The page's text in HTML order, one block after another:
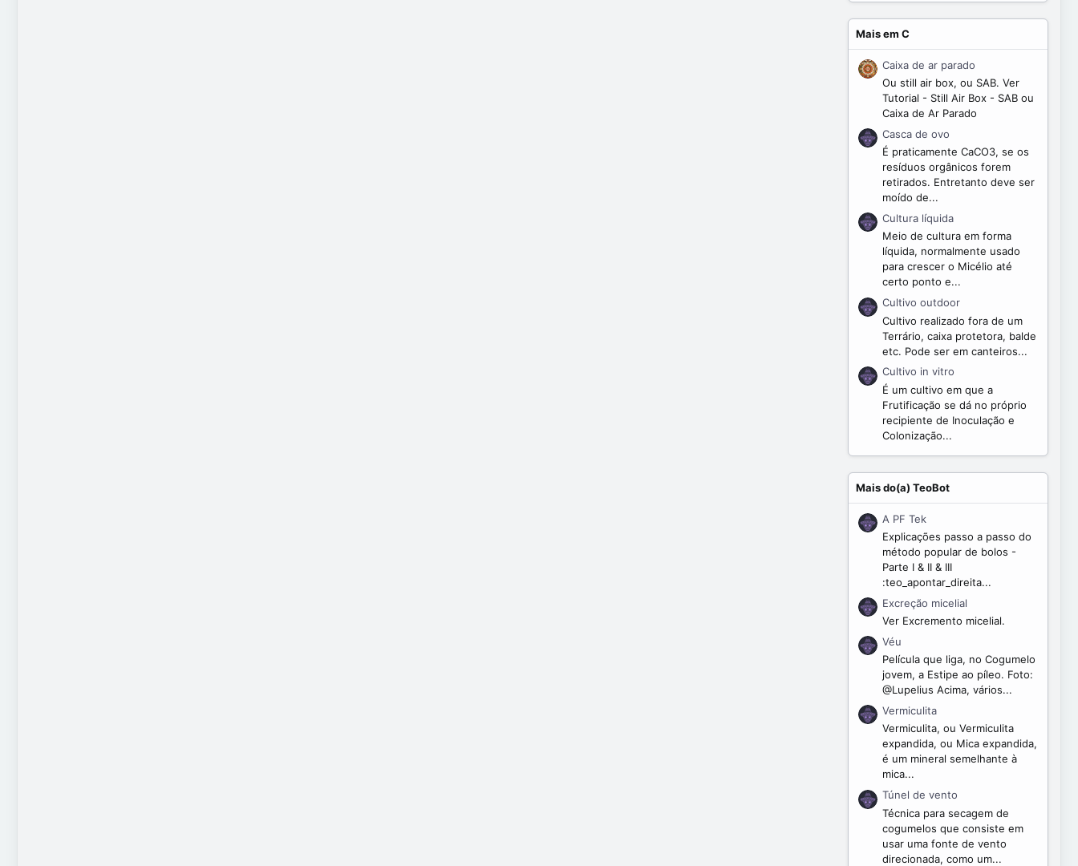
Mais em C
Caixa de ar parado
Ou still air box, ou SAB. Ver
Tutorial - Still Air Box - SAB ou
Caixa de Ar Parado
Casca de ovo
É praticamente CaCO3, se os
resíduos orgânicos forem
retirados. Entretanto deve ser
moído de...
Cultura líquida
Meio de cultura em forma
líquida, normalmente usado
para crescer o Micélio até
certo ponto e...
Cultivo outdoor
Cultivo realizado fora de um
Terrário, caixa protetora, balde
etc. Pode ser em canteiros...
Cultivo in vitro
É um cultivo em que a
Frutificação se dá no próprio
recipiente de Inoculação e
Colonização...
Mais do(a) TeoBot
A PF Tek
Explicações passo a passo do
método popular de bolos -
Parte I & II & III
:teo_apontar_direita...
Excreção micelial
Ver Excremento micelial.
Véu
Película que liga, no Cogumelo
jovem, a Estipe ao píleo. Foto:
@Lupelius Acima, vários...
Vermiculita
Vermiculita, ou Vermiculita
expandida, ou Mica expandida,
é um mineral semelhante à
mica...
Túnel de vento
Técnica para secagem de
cogumelos que consiste em
usar uma fonte de vento
direcionada, como um...